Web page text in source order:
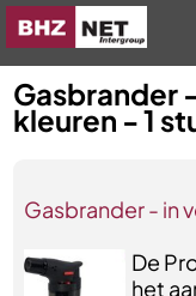
Gasbrander
kleuren - 1
Gasbrander - in
De
het